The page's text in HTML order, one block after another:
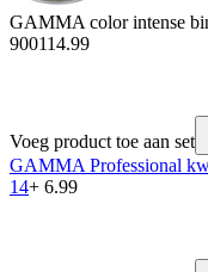
GAMMA color intense
900114.99
Voeg product toe aan set
GAMMA Professional
14+ 6.99